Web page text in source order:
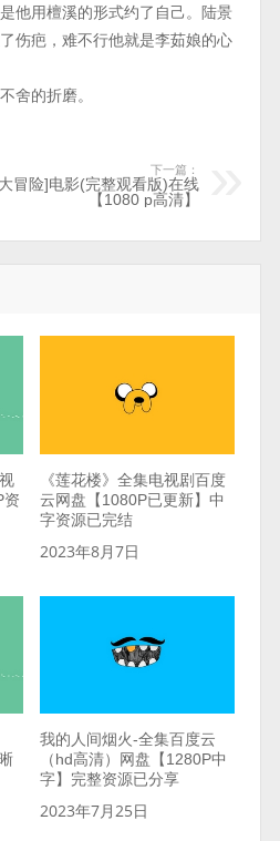
他用檀溪的形式约了自己。陆景
伤疤，难不行他就是李茹娘的心
舍的折磨。
下一篇：
冒险]电影(完整观看版)在线
【1080 p高清】
资
《莲花楼》全集电视剧百度
云网盘【1080P已更新】中
字资源已完结
2023年8月7日
我的人间烟火-全集百度云
（hd高清）网盘【1280P中
字】完整资源已分享
2023年7月25日